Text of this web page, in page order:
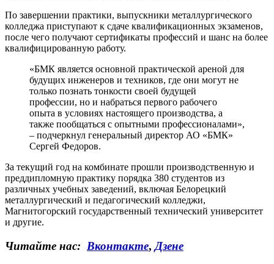
По завершении практики, выпускники металлургического
колледжа приступают к сдаче квалификационных экзаменов,
после чего получают сертификаты профессий и шанс на более
квалифицированную работу.
«БМК является основной практической ареной для
будущих инженеров и техников, где они могут не
только познать тонкости своей будущей
профессии, но и набраться первого рабочего
опыта в условиях настоящего производства, а
также пообщаться с опытными профессионалами»,
– подчеркнул генеральный директор АО «БМК»
Сергей Федоров.
За текущий год на комбинате прошли производственную и
преддипломную практику порядка 380 студентов из
различных учебных заведений, включая Белорецкий
металлургический и педагогический колледжи,
Магнитогорский государственный технический университет
и другие.
Читайте нас: Вконтакте, Дзене